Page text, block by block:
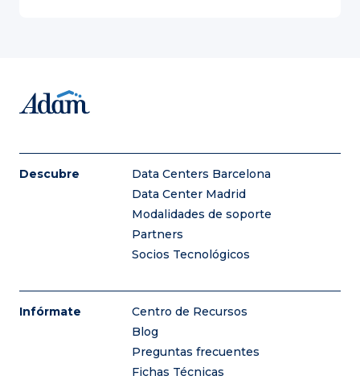
Descubre
Data Centers Barcelona
Data Center Madrid
Modalidades de soporte
Partners
Socios Tecnológicos
Infórmate
Centro de Recursos
Blog
Preguntas frecuentes
Fichas Técnicas